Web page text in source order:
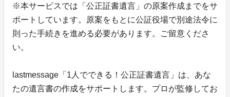
※本サービスでは「公正証書遺言」の原案作成までをサ
ポートしています。原案をもとに公証役場で別途法令に
則った手続きを進める必要があります。ご留意くださ
い。
lastmessage「1人でできる！公正証書遺言」は、あな
たの遺言書の作成をサポートします。プロが監修してお